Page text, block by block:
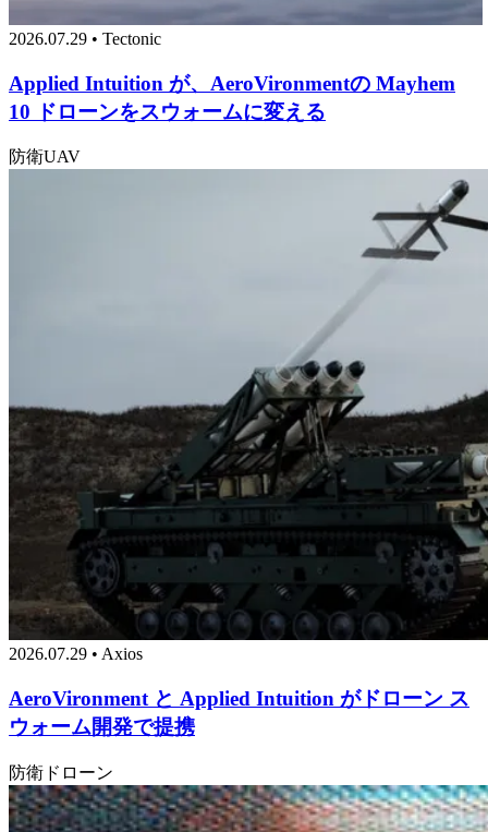
2026.07.29 • Tectonic
Applied Intuition が、AeroVironmentの Mayhem
10 ドローンをスウォームに変える
防衛UAV
2026.07.29 • Axios
AeroVironment と Applied Intuition がドローン ス
ウォーム開発で提携
防衛 ドローン